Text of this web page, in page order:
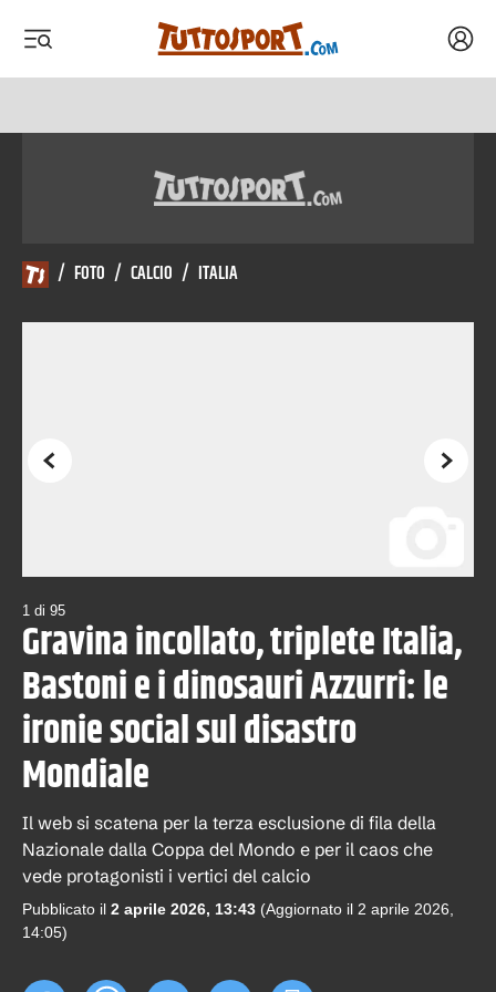
/ FOTO / CALCIO / ITALIA
Precedente
1 di 95
Gravina incollato, triplete Italia,
Bastoni e i dinosauri Azzurri: le
ironie social sul disastro
Mondiale
Il web si scatena per la terza esclusione di fila della
Nazionale dalla Coppa del Mondo e per il caos che
vede protagonisti i vertici del calcio
Pubblicato il 2 aprile 2026, 13:43 (Aggiornato il 2 aprile 2026,
14:05)